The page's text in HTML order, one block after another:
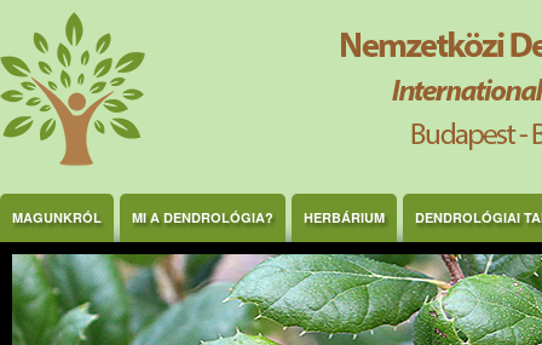
Ugrás a tartalomra
MAGUNKRÓL MI A DENDROLÓGIA? HERBÁRIUM DENDROLÓGIAI